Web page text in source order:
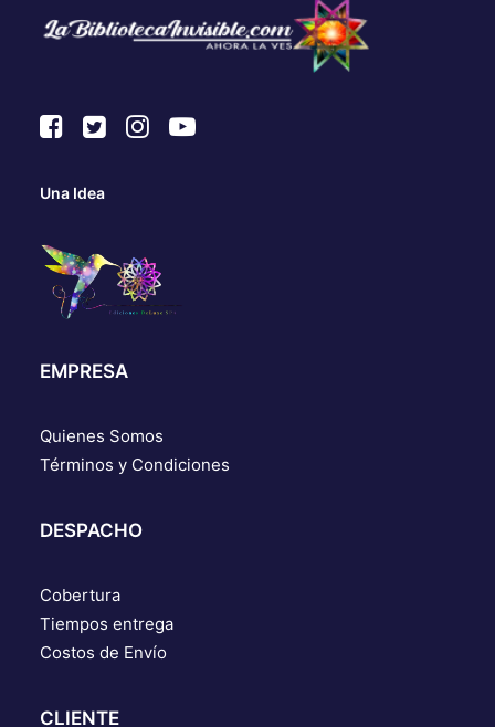
Una Idea
EMPRESA
Quienes Somos
Términos y Condiciones
DESPACHO
Cobertura
Tiempos entrega
Costos de Envío
CLIENTE